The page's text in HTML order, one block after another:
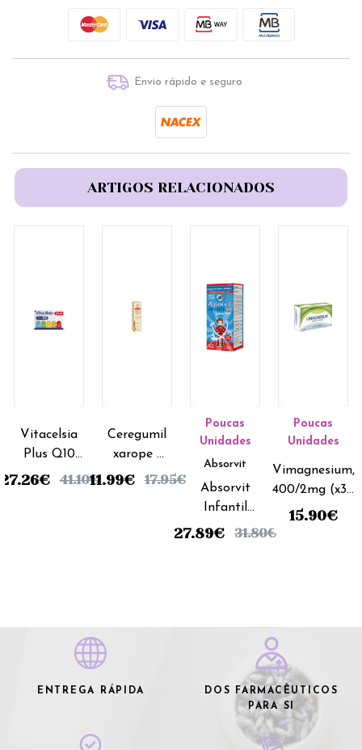
Envio rápido e seguro
ARTIGOS RELACIONADOS
Vitacelsia
Plus Q10
comprimidos
27.26€ 41.10€
Ceregumil
xarope -
200ml
11.99€ 17.95€
Poucas
Unidades
Absorvit
Absorvit
Infantil
Xarope -
27.89€ 31.80€
Poucas
Unidades
Vimagnesium,
400/2mg (x30
comprimidos
15.90€
ENTREGA RÁPIDA
DOS FARMACÊUTICOS
PARA SI